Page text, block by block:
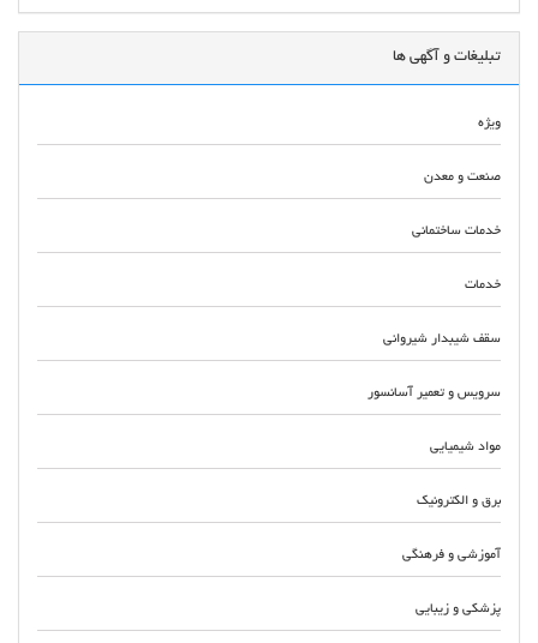
تبلیغات و آگهی ها
ویژه
صنعت و معدن
خدمات ساختمانی
خدمات
سقف شیبدار شیروانی
سرویس و تعمیر آسانسور
مواد شیمیایی
برق و الکترونیک
آموزشی و فرهنگی
پزشکی و زیبایی